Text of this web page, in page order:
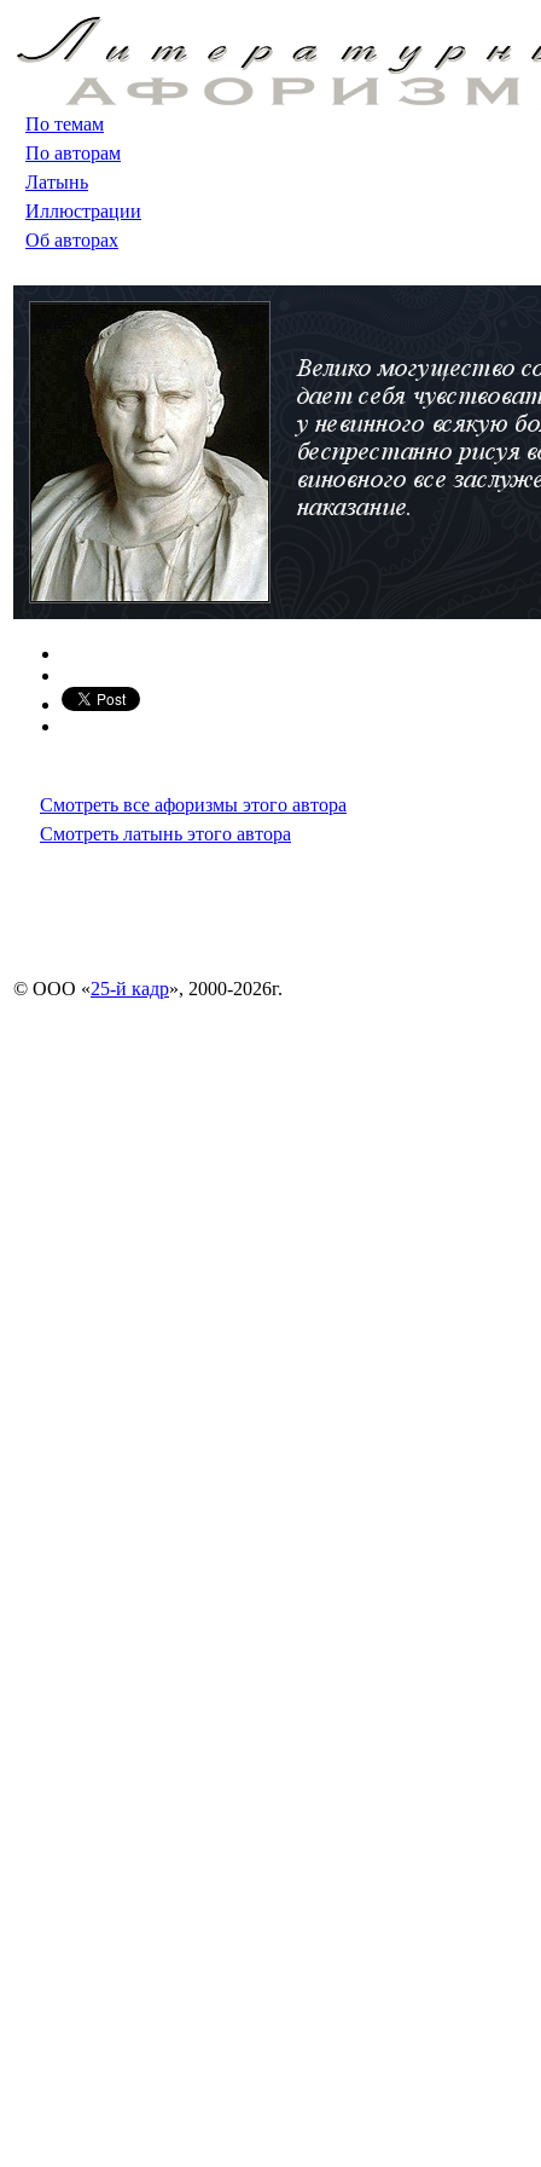
По темам
По авторам
Латынь
Иллюстрации
Об авторах
Смотреть все афоризмы этого автора
Смотреть латынь этого автора
© ООО «25-й кадр», 2000-2026г.